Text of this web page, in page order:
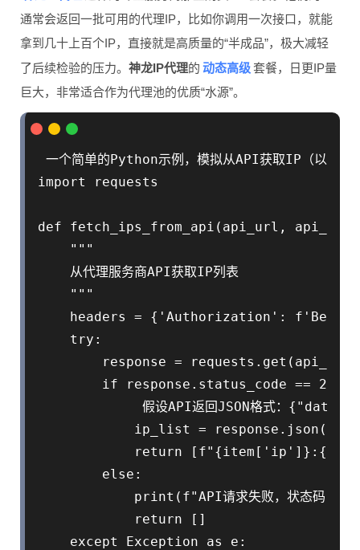
通常会返回一批可用的代理IP，比如你调用一次接口，就能
拿到几十上百个IP，直接就是高质量的“半成品”，极大减轻
了后续检验的压力。 神龙IP代理的 动态高级 套餐，日更IP量
巨大，非常适合作为代理池的优质“水源”。
一个简单的Python示例，模拟从API获取IP（以神龙
import requests
def fetch_ips_from_api(api_url,
    """
    从代理服务商API获取IP列表
    """
headers = {'Authorization':
    try:
response =
        if response.status_code == 200:
假设API返回JSON格式：
ip_list =
return
        else:
print(f"API请求失败，状态码：
            return []
    except Exception as e: